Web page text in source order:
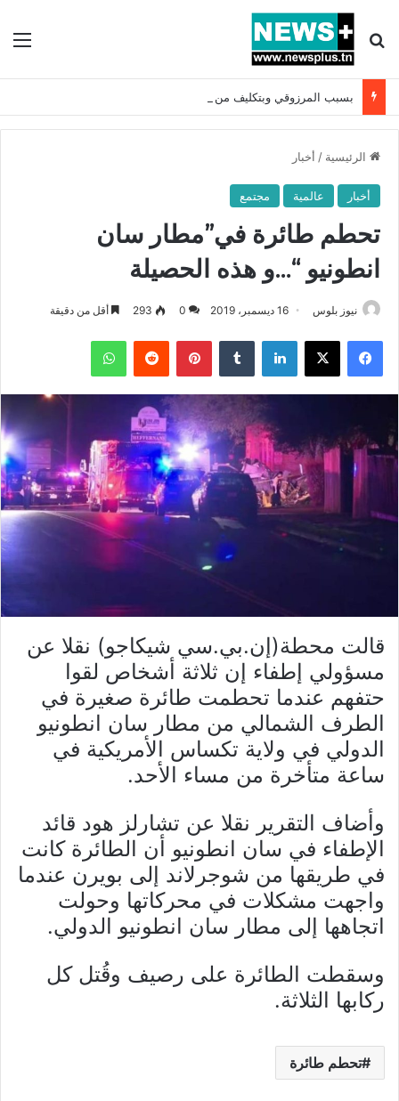
بحث عن
الرئيسية / أخبار
أخبار عالمية مجتمع
تحطم طائرة في”مطار سان
انطونيو “…و هذه الحصيلة
نيوز بلوس 16 ديسمبر، 2019 0
293 أقل من دقيقة
فيسبوك X لينكدإن بينتيريست واتساب
قالت محطة(إن.بي.سي شيكاجو) نقلا عن
مسؤولي إطفاء إن ثلاثة أشخاص لقوا
حتفهم عندما تحطمت طائرة صغيرة في
الطرف الشمالي من مطار سان انطونيو
الدولي في ولاية تكساس الأمريكية في
ساعة متأخرة من مساء الأحد.
وأضاف التقرير نقلا عن تشارلز هود قائد
الإطفاء في سان انطونيو أن الطائرة كانت
في طريقها من شوجرلاند إلى بويرن عندما
واجهت مشكلات في محركاتها وحولت
اتجاهها إلى مطار سان انطونيو الدولي.
وسقطت الطائرة على رصيف وقُتل كل
ركابها الثلاثة.
تحطم طائرة